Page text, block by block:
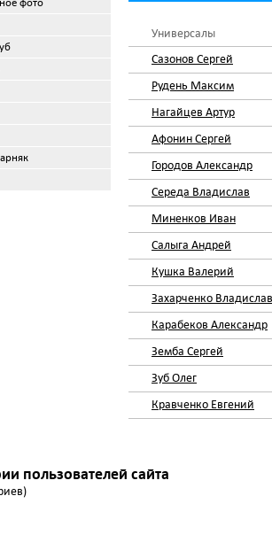
фото
Универсалы
Сазонов Сергей
Рудень Максим
Нагайцев Артур
Афонин Сергей
Городов Александр
Середа Владислав
Миненков Иван
Салыга Андрей
Кушка Валерий
Захарченко Владислав
Карабеков Александр
Земба Сергей
Зуб Олег
Кравченко Евгений
пользователей сайта